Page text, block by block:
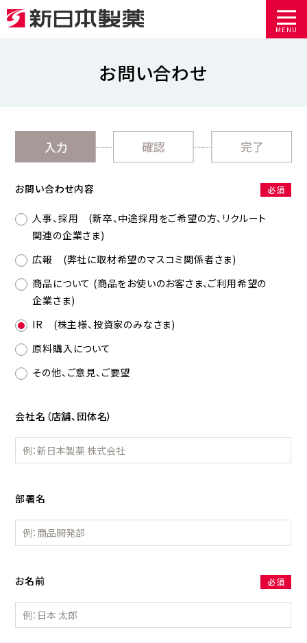
MENU
お問い合わせ
お問い合わせ内容 必須
人事、採用 (新卒、中途採用をご希望の方、リクルート
関連の企業さま)
広報 (弊社に取材希望のマスコミ関係者さま)
商品について (商品をお使いのお客さま、ご利用希望の
企業さま)
IR (株主様、投資家のみなさま)
原料購入について
その他、ご意見、ご要望
会社名（店舗、団体名）
部署名
お名前 必須